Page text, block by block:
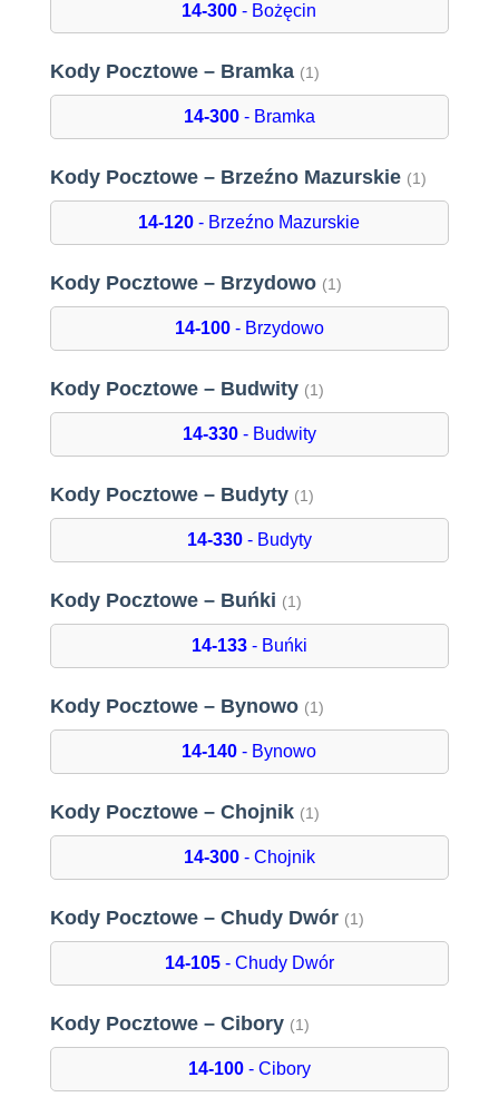
14-300 - Bożęcin
Kody Pocztowe – Bramka (1)
14-300- Bramka
Kody Pocztowe – Brzeźno Mazurskie (1)
14-120 - Brzeźno Mazurskie
Kody Pocztowe – Brzydowo (1)
14-100- Brzydowo
Kody Pocztowe – Budwity (1)
14-330- Budwity
Kody Pocztowe – Budyty (1)
14-330- Budyty
Kody Pocztowe – Buńki (1)
14-133- Buńki
Kody Pocztowe – Bynowo (1)
14-140 - Bynowo
Kody Pocztowe – Chojnik (1)
14-300- Chojnik
Kody Pocztowe – Chudy Dwór (1)
14-105- Chudy Dwór
Kody Pocztowe – Cibory (1)
14-100- Cibory